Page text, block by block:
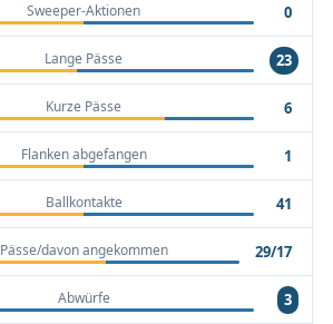
Sweeper-Aktionen 0
Lange Pässe 23
Kurze Pässe 6
Flanken abgefangen 1
Ballkontakte 41
Pässe/davon angekommen 29/17
Abwürfe 3